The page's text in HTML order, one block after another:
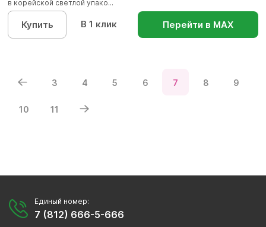
в корейской светлой упако...
Купить В 1 клик Перейти в МАХ
3 4 5 6 7 8 9
10 11
Единый номер:
7 (812) 666-5-666